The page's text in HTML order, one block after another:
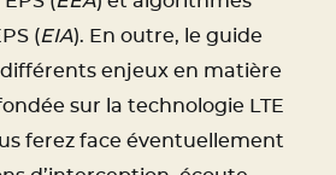
(EIA). En outre, le guide
enjeux en matière
sur la technologie LTE
ferez face éventuellement